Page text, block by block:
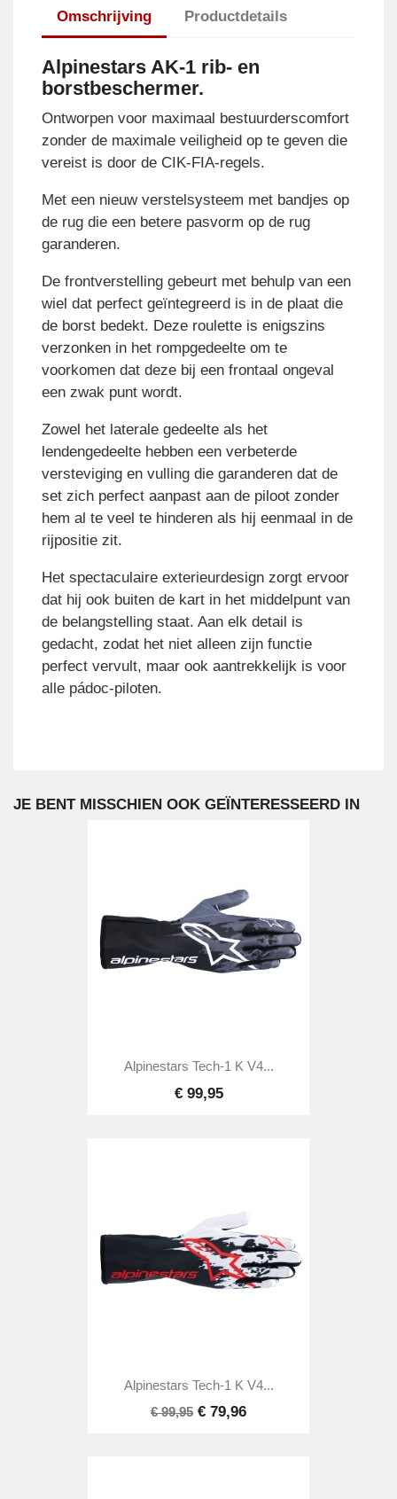
Omschrijving Productdetails
Alpinestars AK-1 rib- en
borstbeschermer.
Ontworpen voor maximaal bestuurderscomfort
zonder de maximale veiligheid op te geven die
vereist is door de CIK-FIA-regels.
Met een nieuw verstelsysteem met bandjes op
de rug die een betere pasvorm op de rug
garanderen.
De frontverstelling gebeurt met behulp van een
wiel dat perfect geïntegreerd is in de plaat die
de borst bedekt. Deze roulette is enigszins
verzonken in het rompgedeelte om te
voorkomen dat deze bij een frontaal ongeval
een zwak punt wordt.
Zowel het laterale gedeelte als het
lendengedeelte hebben een verbeterde
versteviging en vulling die garanderen dat de
set zich perfect aanpast aan de piloot zonder
hem al te veel te hinderen als hij eenmaal in de
rijpositie zit.
Het spectaculaire exterieurdesign zorgt ervoor
dat hij ook buiten de kart in het middelpunt van
de belangstelling staat. Aan elk detail is
gedacht, zodat het niet alleen zijn functie
perfect vervult, maar ook aantrekkelijk is voor
alle pádoc-piloten.
JE BENT MISSCHIEN OOK GEÏNTERESSEERD IN
Alpinestars Tech-1 K V4...
€ 99,95
Alpinestars Tech-1 K V4...
€ 99,95 € 79,96